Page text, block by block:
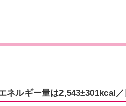
ネルギー量は2,543±301kcal／